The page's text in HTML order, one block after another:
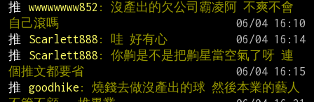
推
wwwwwwww852 : 沒產出的欠公司霸凌阿 不爽不會
自己滾嗎
推
Scarlett888 : 哇 好有心
推
Scarlett888 : 你齁是不是把齁星當空氣了呀 連
個推文都要省
推
goodhike : 燒錢去做沒產出的球 然後本業的藝人